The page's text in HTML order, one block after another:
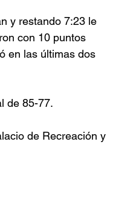
y restando 7:23 le
con 10 puntos
en las últimas dos
de 85-77.
de Recreación y